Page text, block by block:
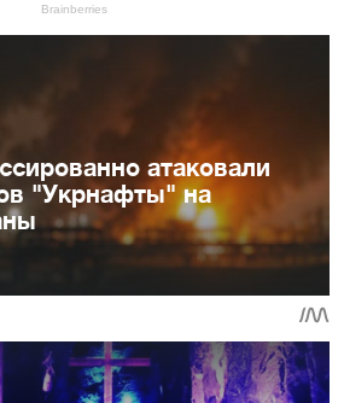
атаковали
"Укрнафты" на